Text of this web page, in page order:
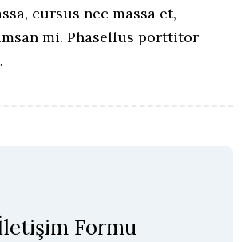
cursus nec massa et,
mi. Phasellus porttitor
Formu